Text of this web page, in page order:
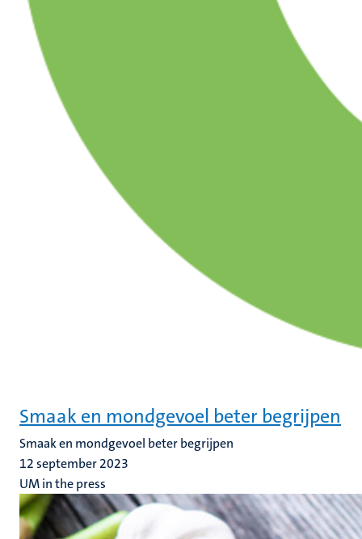
Smaak en mondgevoel beter begrijpen
Smaak en mondgevoel beter begrijpen
12 september 2023
UM in the press